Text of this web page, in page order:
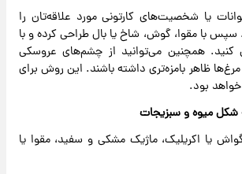
یا شخصیت‌های کارتونی مورد علاقه‌تان را
با مقوا، گوش، شاخ یا بال طراحی کرده و با
همچنین می‌توانید از چشم‌های عروسکی
ظاهر بامزه‌تری داشته باشند. این روش برای
بود.
یا اکریلیک، ماژیک مشکی و سفید، مقوا یا